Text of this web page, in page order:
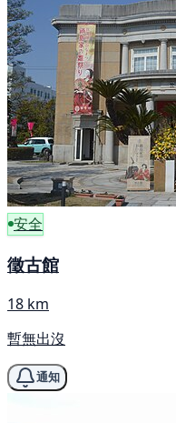
安全
徵古館
18 km
暫無出沒
通知